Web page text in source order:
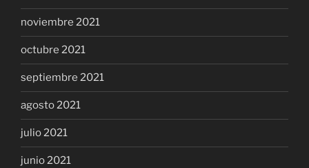
noviembre 2021
octubre 2021
septiembre 2021
agosto 2021
julio 2021
junio 2021